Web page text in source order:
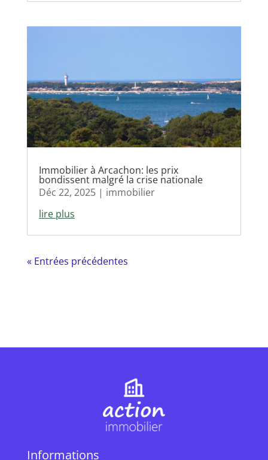
Immobilier à Arcachon: les prix
bondissent malgré la crise nationale
Déc 22, 2025| immobilier
lire plus
« Entrées précédentes
Informations